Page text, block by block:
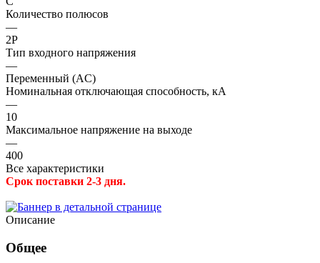
Количество полюсов
—
2P
Тип входного напряжения
—
Переменный (AC)
Номинальная отключающая способность, кА
—
10
Максимальное напряжение на выходе
—
400
Все характеристики
Срок поставки 2-3 дня.
Описание
Общее